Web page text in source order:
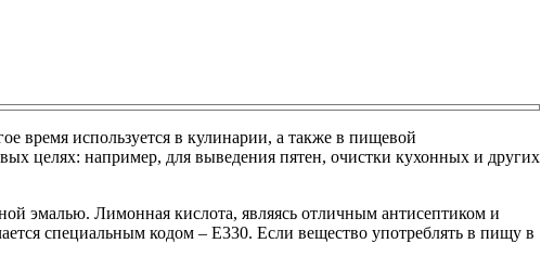
время используется в кулинарии, а также в пищевой
целях: например, для выведения пятен, очистки кухонных и других
эмалью. Лимонная кислота, являясь отличным антисептиком и
специальным кодом – Е330. Если вещество употреблять в пищу в